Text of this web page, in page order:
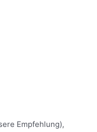
Empfehlung),